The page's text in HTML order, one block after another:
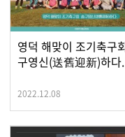
영덕 해맞이 조기축구
구영신(送舊迎新)하다.
2022.12.08